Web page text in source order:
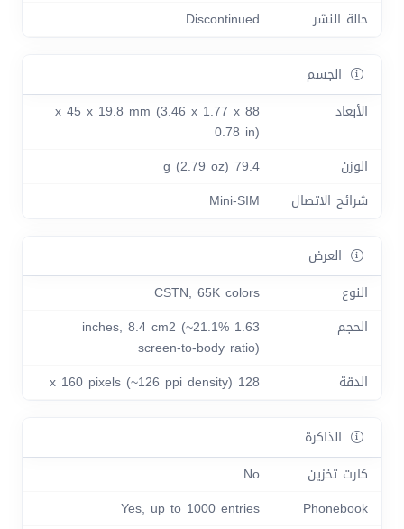
حالة النشر
Discontinued
الجسم
الأبعاد
88 x 45 x 19.8 mm (3.46 x 1.77 x
0.78 in)
الوزن
79.4 g (2.79 oz)
شرائح الاتصال
Mini-SIM
العرض
النوع
CSTN, 65K colors
الحجم
1.63 inches, 8.4 cm2 (~21.1%
screen-to-body ratio)
الدقة
128 x 160 pixels (~126 ppi density)
الذاكرة
كارت تخزين
No
Phonebook
Yes, up to 1000 entries